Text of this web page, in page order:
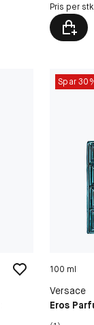
Pris per
Spar
100 ml
Versace
Eros